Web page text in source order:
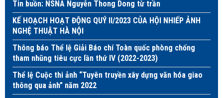
Tin buồn: NSNA Nguyễn Thong Dong từ trần
KẾ HOẠCH HOẠT ĐỘNG QUÝ II/2023 CỦA HỘI NHIẾP ẢNH
NGHỆ THUẬT HÀ NỘI
Thông báo Thể lệ Giải Báo chí Toàn quốc phòng chống
tham nhũng tiêu cực lần thứ IV (2022-2023)
Thể lệ Cuộc thi ảnh “Tuyên truyền xây dựng văn hóa giao
thông qua ảnh” năm 2022